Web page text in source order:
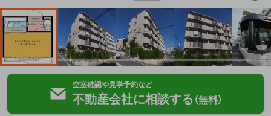
空室確認や見学予約など
不動産会社に相談する （無料）